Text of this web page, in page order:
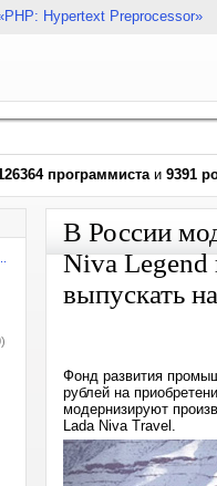
Hypertext Preprocessor»
программистаи 9391
В России
Niva
выпускать
Фонд развития
рублей на
модернизируют
Lada Niva Travel.